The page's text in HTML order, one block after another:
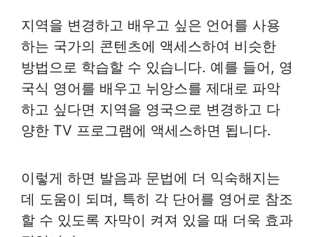
지역을 변경하고 배우고 싶은 언어를 사용
하는 국가의 콘텐츠에 액세스하여 비슷한
방법으로 학습할 수 있습니다. 예를 들어, 영
국식 영어를 배우고 뉘앙스를 제대로 파악
하고 싶다면 지역을 영국으로 변경하고 다
양한 TV 프로그램에 액세스하면 됩니다.
이렇게 하면 발음과 문법에 더 익숙해지는
데 도움이 되며, 특히 각 단어를 영어로 참조
할 수 있도록 자막이 켜져 있을 때 더욱 효과